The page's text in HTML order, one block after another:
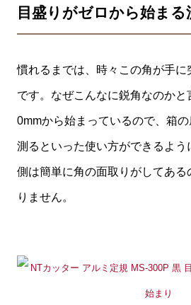
目盛りがゼロから始まる
慣れるまでは、時々この角が手に
です。なぜこんなに鋭角なのかと
0mmから始まっているので、箱
測るといった使い方ができるよ
側は簡単に角の面取りがしてある
りません。